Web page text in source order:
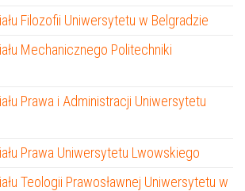
Filozofii Uniwersytetu w Belgradzie
Mechanicznego Politechniki
Prawa i Administracji Uniwersytetu
Prawa Uniwersytetu Lwowskiego
Teologii Prawosławnej Uniwersytetu w